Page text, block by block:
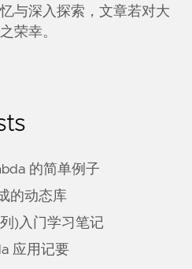
与深入探索，文章若对大
荣幸。
的简单例子
的动态库
)入门学习笔记
应用记要